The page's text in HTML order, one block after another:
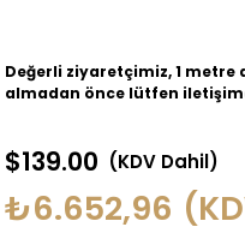
Değerli ziyaretçimiz, 1 metre
almadan önce lütfen
$139.00 (KDV Dahil)
₺6.652,96